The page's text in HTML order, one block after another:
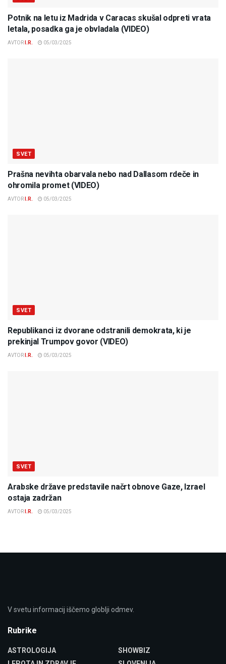
Potnik na letu iz Madrida v Caracas skušal odpreti vrata
letala, posadka ga je obvladala (VIDEO)
AVTOR I.R. 05/03/2025
SVET
Prašna nevihta obarvala nebo nad Dallasom rdeče in
ohromila promet (VIDEO)
AVTOR I.R. 05/03/2025
SVET
Republikanci iz dvorane odstranili demokrata, ki je
prekinjal Trumpov govor (VIDEO)
AVTOR I.R. 05/03/2025
SVET
Arabske države predstavile načrt obnove Gaze, Izrael
ostaja zadržan
AVTOR I.R. 05/03/2025
V svetu informacij iščemo globlji odmev.
Rubrike
ASTROLOGIJA
SHOWBIZ